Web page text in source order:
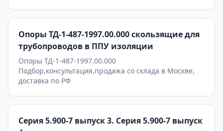
Опоры ТД-1-487-1997.00.000 скользящие для
трубопроводов в ППУ изоляции
Опоры ТД-1-487-1997.00.000
Подбор,консультация,продажа со склада в Москве,
доставка по РФ
Серия 5.900-7 выпуск 3. Серия 5.900-7 выпуск